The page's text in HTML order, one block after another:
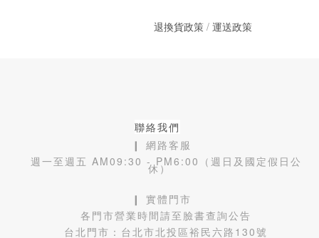
退換貨政策/ 運送政策
聯絡我們
❙ 網路客服
週一至週五 AM09:30 - PM6:00（週日及國定假日公
休）
❙ 實體門市
各門市營業時間請至臉書查詢公告
台北門市： 台北市北投區裕民六路130號